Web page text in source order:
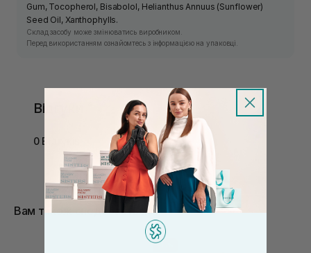
Gum, Tocopherol, Bisabolol, Helianthus Annuus (Sunflower)
Seed Oil, Xanthophylls.
Склад засобу може змінюватись виробником.
Перед використанням ознайомтесь з інформацією на упаковці.
Відгуки
0 Відгуків
Вам також сподобається